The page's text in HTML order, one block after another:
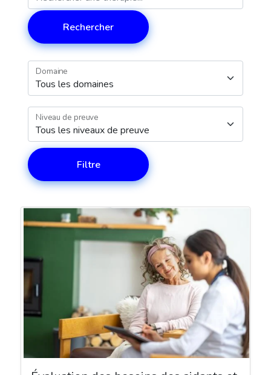
Rechercher
Domaine
Niveau de preuve
Filtre